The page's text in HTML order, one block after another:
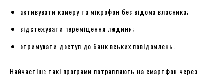
активувати камеру та мікрофон без відома власника;
відстежувати переміщення людини;
отримувати доступ до банківських повідомлень.
Найчастіше такі програми потрапляють на смартфон через